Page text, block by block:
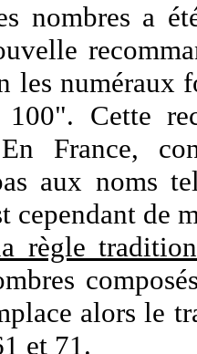
nombres a
les numéraux
Cette
France,
aux noms
cependant de
règle
alors le
et 71.